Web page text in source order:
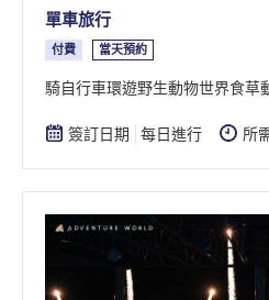
單車旅行
付費 當天預約
騎自行車環遊野生動物世界食草
簽訂日期 每日進行 所